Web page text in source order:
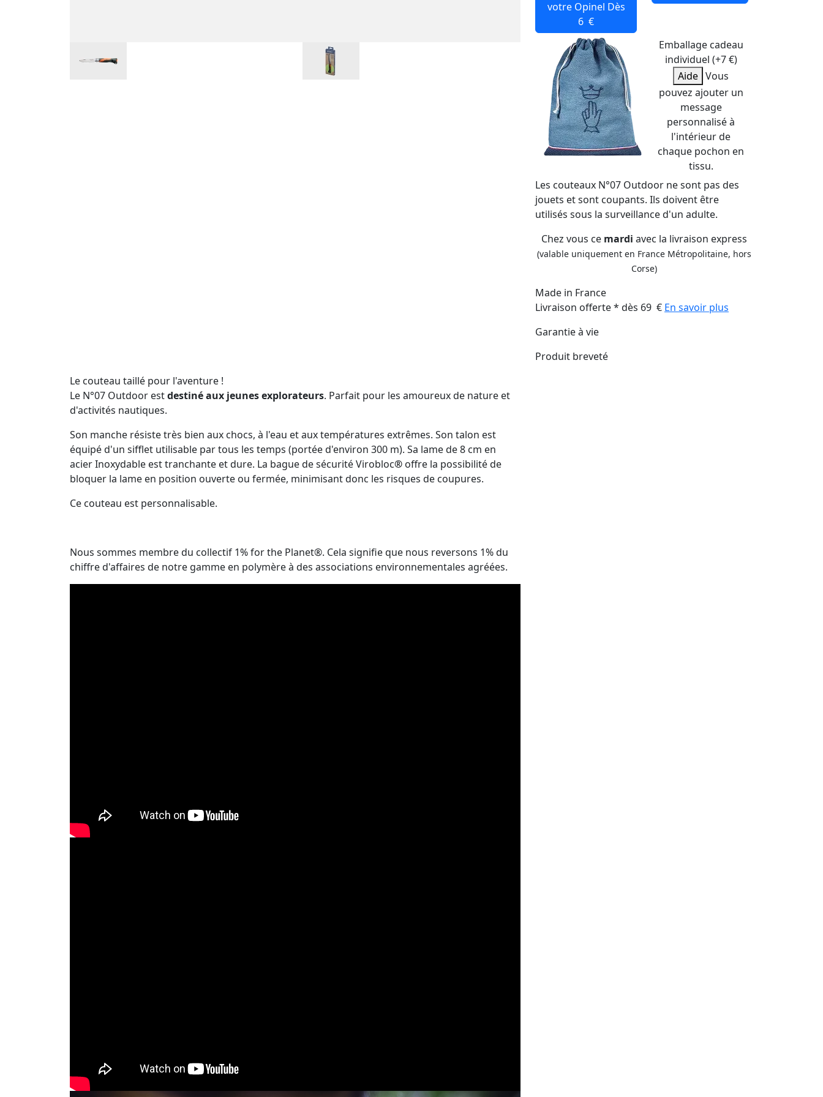
votre Opinel Dès
6 €
Emballage cadeau
individuel (+7 €)
Aide Vous
pouvez ajouter un
message
personnalisé à
l'intérieur de
chaque pochon en
tissu.
Les couteaux N°07 Outdoor ne sont pas des
jouets et sont coupants. Ils doivent être
utilisés sous la surveillance d'un adulte.
Chez vous ce mardi avec la livraison express
(valable uniquement en France Métropolitaine, hors
Corse)
Made in France
Livraison offerte * dès 69 € En savoir plus
Garantie à vie
Produit breveté
Le couteau taillé pour l'aventure !
Le N°07 Outdoor estdestiné aux jeunes explorateurs. Parfait pour les amoureux de nature et
d'activités nautiques.
Son manche résiste très bien aux chocs, à l'eau et aux températures extrêmes. Son talon est
équipé d'un sifflet utilisable par tous les temps (portée d'environ 300 m). Sa lame de 8 cm en
acier Inoxydable est tranchante et dure. La bague de sécurité Virobloc® offre la possibilité de
bloquer la lame en position ouverte ou fermée, minimisant donc les risques de coupures.
Ce couteau est personnalisable.
Nous sommes membre du collectif 1% for the Planet®. Cela signifie que nous reversons 1% du
chiffre d'affaires de notre gamme en polymère à des associations environnementales agréées.